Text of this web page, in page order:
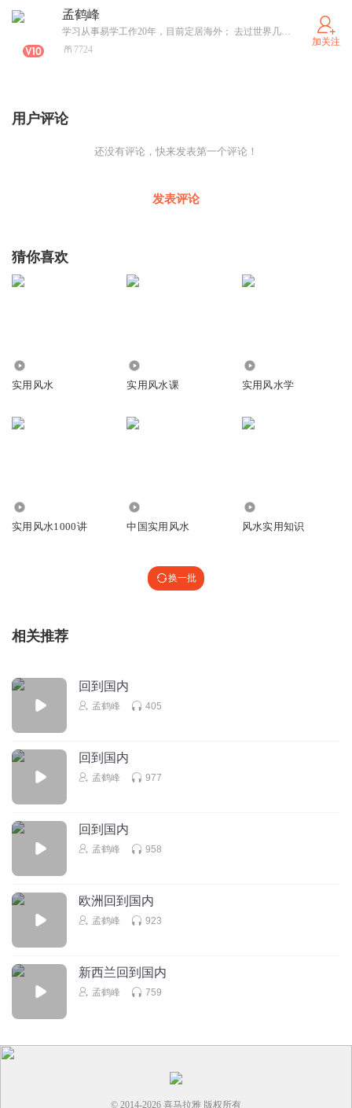
孟鹤峰
学习从事易学工作20年，目前定居海外； 去过世界几十个国家，不断拓展全球视野； 学生345位，客户过万，遍布全球： 易学是我的工作，也是我的热爱，目前讲座3000多期，都是公益，不收任何费用，以后也是。 传播实用风水知识和未来认知，让我们一起提升。 正心正念，助人助己，越来越好。
7724
加关注
用户评论
还没有评论，快来发表第一个评论！
发表评论
猜你喜欢
实用风水 实用风水课 实用风水学
实用风水1000讲 中国实用风水 风水实用知识
换一批
相关推荐
回到国内
孟鹤峰 405
回到国内
孟鹤峰 977
回到国内
孟鹤峰 958
欧洲回到国内
孟鹤峰 923
新西兰回到国内
孟鹤峰 759
© 2014-2026 喜马拉雅 版权所有